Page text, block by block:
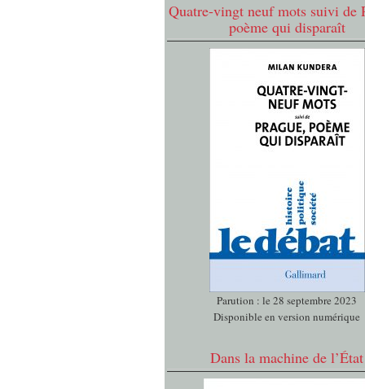
Quatre-vingt neuf mots suivi de
poème qui disparaît
Parution : le 28 septembre 2023
Disponible en version numérique
Dans la machine de l’État